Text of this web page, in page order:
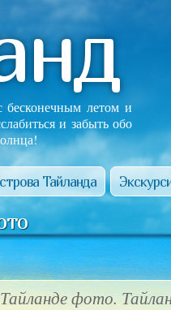
бесконечным летом и
и забыть обо
Тайланда
фото.